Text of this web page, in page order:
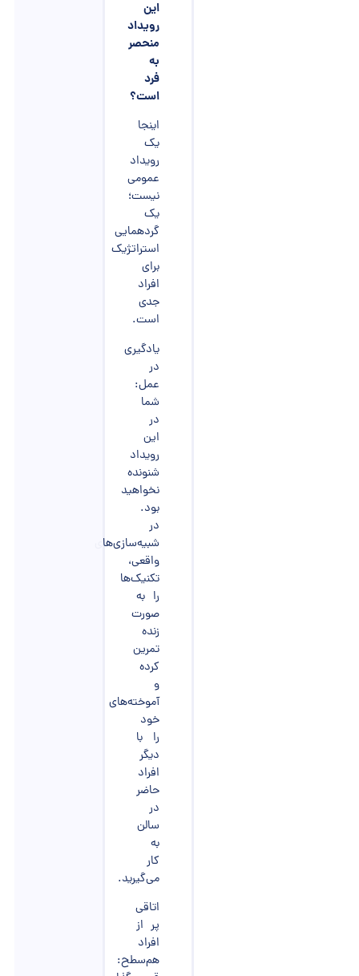
این
رویداد
منحصر
به
فرد
است؟
اینجا
یک
رویداد
عمومی
نیست؛
یک
گردهمایی
استراتژیک
برای
افراد
جدی
است.
یادگیری
در
عمل:
شما
در
این
رویداد
شنونده
نخواهید
بود.
در
شبیه‌سازی‌های
واقعی،
تکنیک‌ها
را به
صورت
زنده
تمرین
کرده
و
آموخته‌های
خود
را با
دیگر
افراد
حاضر
در
سالن
به
کار
می‌گیرید.
اتاقی
پر از
افراد
هم‌سطح: